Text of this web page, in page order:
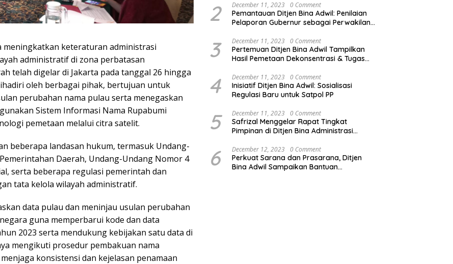
meningkatkan keteraturan administrasi
administratif di zona perbatasan
telah digelar di Jakarta pada tanggal 26 hingga
oleh berbagai pihak, bertujuan untuk
perubahan nama pulau serta menegaskan
Sistem Informasi Nama Rupabumi
pemetaan melalui citra satelit.
beberapa landasan hukum, termasuk Undang-
Daerah, Undang-Undang Nomor 4
serta beberapa regulasi pemerintah dan
tata kelola wilayah administratif.
data pulau dan meninjau usulan perubahan
guna memperbarui kode dan data
2023 serta mendukung kebijakan satu data di
mengikuti prosedur pembakuan nama
konsistensi dan kejelasan penamaan
2 December 11, 2023 0 Comment
Pemantauan Ditjen Bina Adwil: Penilaian
Pelaporan Gubernur sebagai Perwakilan
3 December 11, 2023 0 Comment
Pertemuan Ditjen Bina Adwil Tampilkan
Hasil Pemetaan Dekonsentrasi & Tugas
4 December 11, 2023 0 Comment
Inisiatif Ditjen Bina Adwil: Sosialisasi
Regulasi Baru untuk Satpol PP
5 December 11, 2023 0 Comment
Safrizal Menggelar Rapat Tingkat
Pimpinan di Ditjen Bina Administrasi
6 December 12, 2023 0 Comment
Perkuat Sarana dan Prasarana, Ditjen
Bina Adwil Sampaikan Bantuan